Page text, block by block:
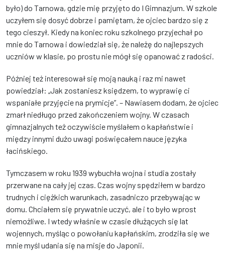
było) do Tarnowa, gdzie mię przyjęto do I Gimnazjum. W szkole
uczyłem się dosyć dobrze i pamiętam, że ojciec bardzo się z
tego cieszył. Kiedy na koniec roku szkolnego przyjechał po
mnie do Tarnowa i dowiedział się, że należę do najlepszych
uczniów w klasie, po prostu nie mógł się opanować z radości.
Później też interesował się moją nauką i raz mi nawet
powiedział: „Jak zostaniesz księdzem, to wyprawię ci
wspaniałe przyjęcie na prymicje”. – Nawiasem dodam, że ojciec
zmarł niedługo przed zakończeniem wojny. W czasach
gimnazjalnych też oczywiście myślałem o kapłaństwie i
między innymi dużo uwagi poświęcałem nauce języka
łacińskiego.
Tymczasem w roku 1939 wybuchła wojna i studia zostały
przerwane na cały jej czas. Czas wojny spędziłem w bardzo
trudnych i ciężkich warunkach, zasadniczo przebywając w
domu. Chciałem się prywatnie uczyć, ale i to było wprost
niemożliwe. I wtedy właśnie w czasie dłużących się lat
wojennych, myśląc o powołaniu kapłańskim, zrodziła się we
mnie myśl udania się na misje do Japonii.